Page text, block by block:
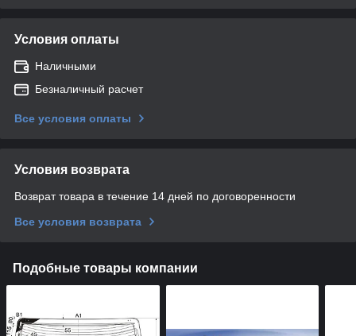
Условия оплаты
Наличными
Безналичный расчет
Все условия оплаты
Условия возврата
Возврат товара в течение 14 дней по договоренности
Все условия возврата
Подобные товары компании